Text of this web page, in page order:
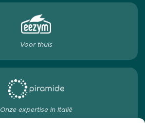
Voor thuis
Onze expertise in Italië